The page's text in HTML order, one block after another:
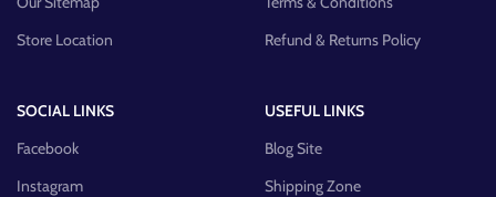
Store Location
Refund & Returns Policy
SOCIAL LINKS
Facebook
Instagram
USEFUL LINKS
Blog Site
Shipping Zone